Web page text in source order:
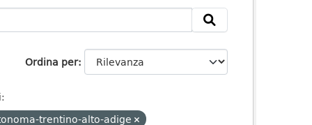
Ordina per
trentino-alto-adige